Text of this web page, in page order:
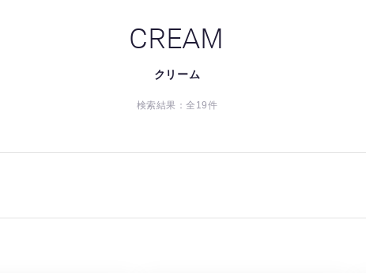
CREAM
クリーム
検索結果：全 19件